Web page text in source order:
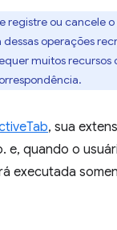
registre ou cancele
operações
muitos
, sua
e, quando o
executada